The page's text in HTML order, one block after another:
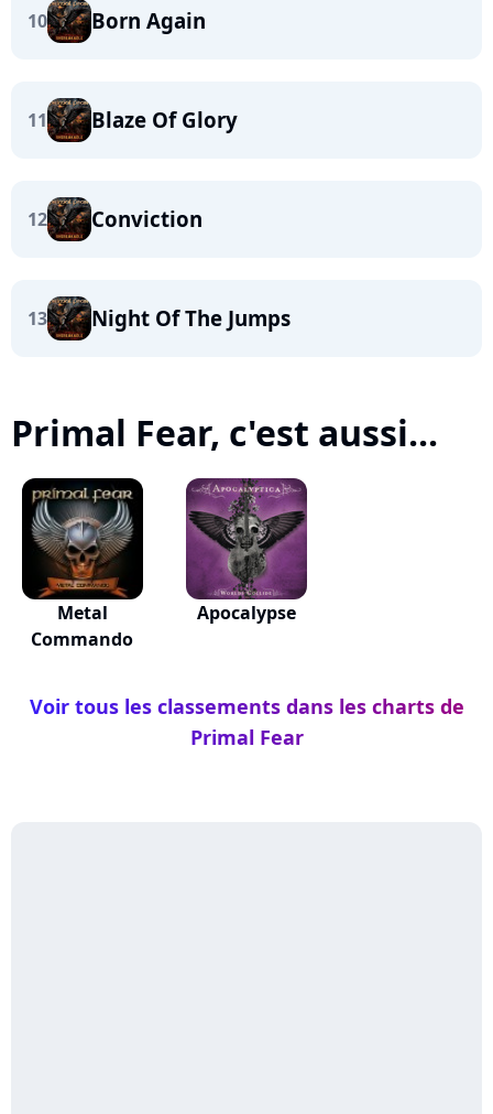
10 Born Again
11 Blaze Of Glory
12 Conviction
13 Night Of The Jumps
Primal Fear, c'est aussi...
Metal
Commando
Apocalypse
Voir tous les classements dans les charts de
Primal Fear